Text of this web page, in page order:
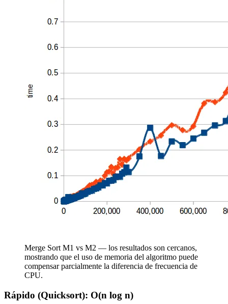
Merge Sort M1 vs M2 — los resultados son cercanos,
mostrando que el uso de memoria del algoritmo puede
compensar parcialmente la diferencia de frecuencia de
CPU.
Rápido (Quicksort): O(n log n)